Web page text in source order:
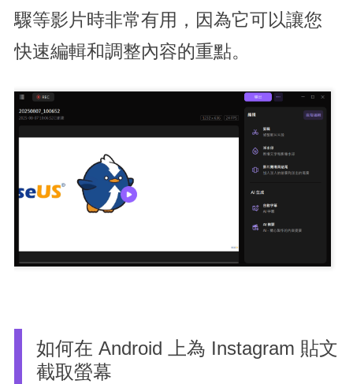
驟等影片時非常有用，因為它可以讓您
快速編輯和調整內容的重點。
如何在 Android 上為 Instagram 貼文
截取螢幕